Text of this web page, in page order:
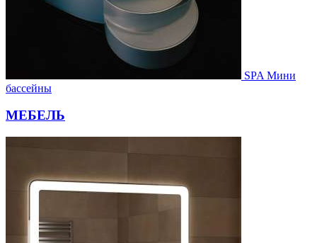
SPA Мини
бассейны
МЕБЕЛЬ